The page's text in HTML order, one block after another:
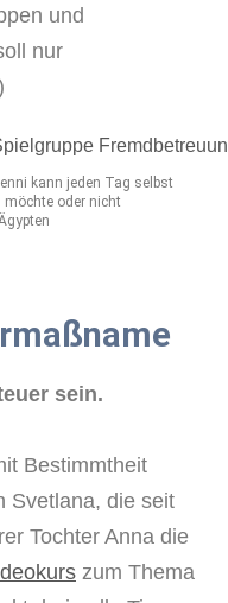
und
nur
kann jeden Tag selbst
möchte oder nicht
sein.
Bestimmtheit
Svetlana, die seit
Tochter Anna die
zum Thema